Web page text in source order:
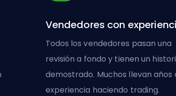
Vendedores con
Todos los vendedores pasan una
revisión a fondo y tienen un
demostrado. Muchos llevan años
experiencia haciendo trading.